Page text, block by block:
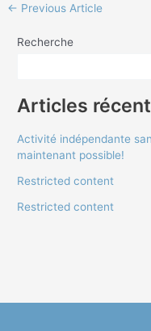
← Previous Article
Recherche
Articles
Activité indépendante
maintenant possible!
Restricted content
Restricted content